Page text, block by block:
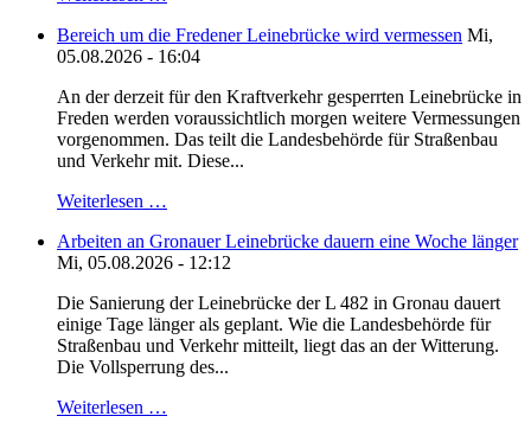
Bereich um die Fredener Leinebrücke wird vermessen Mi,
05.08.2026 - 16:04
An der derzeit für den Kraftverkehr gesperrten Leinebrücke in
Freden werden voraussichtlich morgen weitere Vermessungen
vorgenommen. Das teilt die Landesbehörde für Straßenbau
und Verkehr mit. Diese...
Weiterlesen …
Arbeiten an Gronauer Leinebrücke dauern eine Woche länger
Mi, 05.08.2026 - 12:12
Die Sanierung der Leinebrücke der L 482 in Gronau dauert
einige Tage länger als geplant. Wie die Landesbehörde für
Straßenbau und Verkehr mitteilt, liegt das an der Witterung.
Die Vollsperrung des...
Weiterlesen …